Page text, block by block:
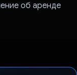
об аренде